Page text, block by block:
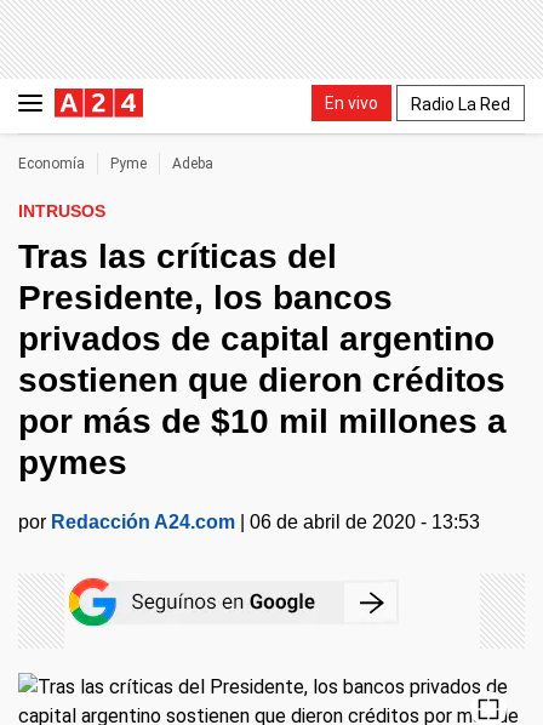
En vivo Radio La Red
Economía Pyme Adeba
INTRUSOS
Tras las críticas del
Presidente, los bancos
privados de capital argentino
sostienen que dieron créditos
por más de $10 mil millones a
pymes
por Redacción A24.com 06 de abril de 2020 - 13:53